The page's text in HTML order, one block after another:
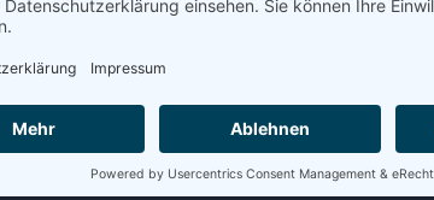
zuletzt an die
haben
müssen dennoch
Lasten und